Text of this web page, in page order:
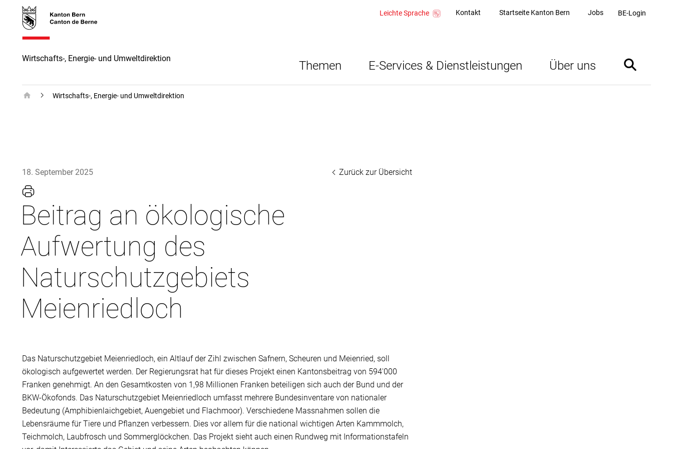
skiplink.toNavigation
skiplink.toStartPage
Wirtschafts-, Energie- und Umweltdirektion
Leichte Sprache Kontakt Startseite Kanton Bern Jobs BE-Login
Themen E-Services & Dienstleistungen Über uns Suche ein-
Wirtschafts-, Energie- und Umweltdirektion
Wirtschafts-, Energie- und Umweltdirektion
18. September 2025 Zurück zur Übersicht
Beitrag an ökologische
Aufwertung des
Naturschutzgebiets
Meienriedloch
Das Naturschutzgebiet Meienriedloch, ein Altlauf der Zihl zwischen Safnern, Scheuren und Meienried, soll
ökologisch aufgewertet werden. Der Regierungsrat hat für dieses Projekt einen Kantonsbeitrag von 594'000
Franken genehmigt. An den Gesamtkosten von 1,98 Millionen Franken beteiligen sich auch der Bund und der
BKW-Ökofonds. Das Naturschutzgebiet Meienriedloch umfasst mehrere Bundesinventare von nationaler
Bedeutung (Amphibienlaichgebiet, Auengebiet und Flachmoor). Verschiedene Massnahmen sollen die
Lebensräume für Tiere und Pflanzen verbessern. Dies vor allem für die national wichtigen Arten Kammmolch,
Teichmolch, Laubfrosch und Sommerglöckchen. Das Projekt sieht auch einen Rundweg mit Informationstafeln